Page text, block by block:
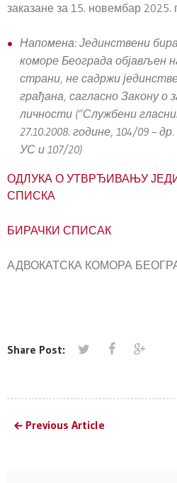
заказане за 15. новембар 2025.
Напомена: Јединствени
коморе Београда објављен
страни, не садржи
грађана, сагласно Закону
личности (“Службени
27.10.2008. године, 104/09 –
УС и 107/20)
ОДЛУКА О УТВРЂИВАЊУ
СПИСКА
БИРАЧКИ СПИСАК
АДВОКАТСКА КОМОРА
Share Post:
Previous Article